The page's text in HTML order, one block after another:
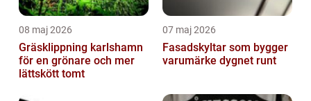
08 maj 2026
Gräsklippning karlshamn
för en grönare och mer
lättskött tomt
07 maj 2026
Fasadskyltar som bygger
varumärke dygnet runt